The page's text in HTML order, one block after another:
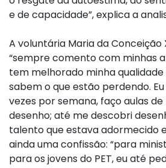
e de capacidade”, explica a
A voluntária Maria da
“sempre comento com minhas
tem melhorado minha qualidade
sabem o que estão perdendo. Eu
vezes por semana, faço aulas
desenho; até me descobri
talento que estava adormecido
ainda uma confissão: “para
para os jovens do PET, eu até